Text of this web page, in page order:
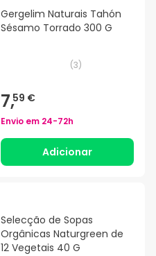
Gergelim Naturais Tahón
Sésamo Torrado 300 G
(3)
7,59 €
Envio em 24-72h
Adicionar
Selecção de Sopas
Orgânicas Naturgreen de
12 Vegetais 40 G